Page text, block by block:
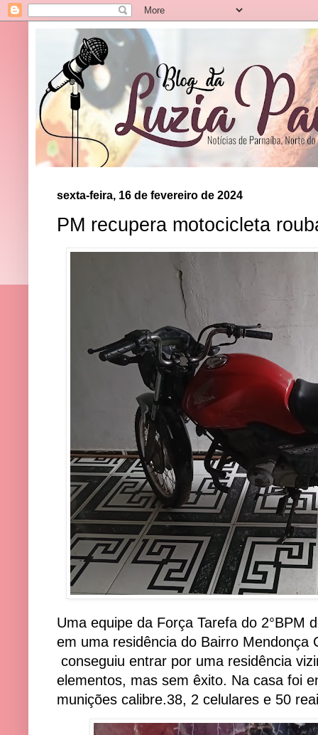
sexta-feira, 16 de fevereiro de 2024
PM recupera motocicleta
Uma equipe da Força Tarefa do 2°BPM
em uma residência do Bairro Mendonça
conseguiu entrar por uma residência
elementos, mas sem êxito. Na casa foi
munições calibre.38, 2 celulares e 50